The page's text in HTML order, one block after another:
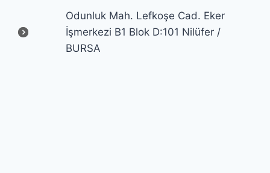
Odunluk Mah. Lefkoşe Cad. Eker
İşmerkezi B1 Blok D:101 Nilüfer /
BURSA